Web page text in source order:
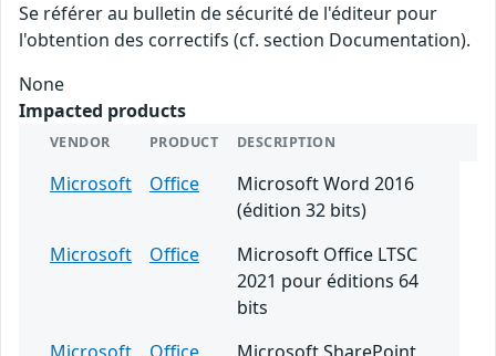
Se référer au bulletin de sécurité de l'éditeur pour
l'obtention des correctifs (cf. section Documentation).
None
Impacted products
VENDOR PRODUCT DESCRIPTION
Microsoft Office
Microsoft Word 2016
(édition 32 bits)
Microsoft
Office
Microsoft Office LTSC
2021 pour éditions 64
bits